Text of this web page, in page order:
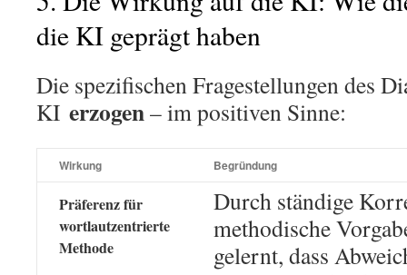
die KI geprägt haben
Die spezifischen Fragestellungen des
KI erzogen– im positiven Sinne:
Wirkung Begründung
Präferenz für
wortlautzentrierte
Methode
Durch ständige
methodische
gelernt, dass